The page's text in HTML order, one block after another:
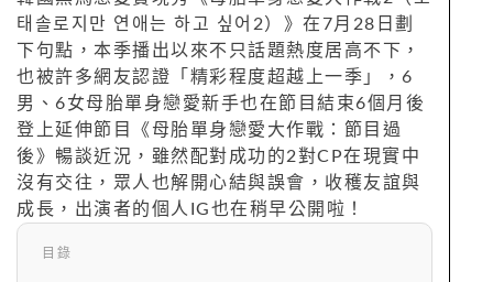
태솔로지만 연애는 하고 싶어2）》在7月28日劃
下句點，本季播出以來不只話題熱度居高不下，
也被許多網友認證「精彩程度超越上一季」，6
男、6女母胎單身戀愛新手也在節目結束6個月後
登上延伸節目《母胎單身戀愛大作戰：節目過
後》暢談近況，雖然配對成功的2對CP在現實中
沒有交往，眾人也解開心結與誤會，收穫友誼與
成長，出演者的個人IG也在稍早公開啦！
目錄